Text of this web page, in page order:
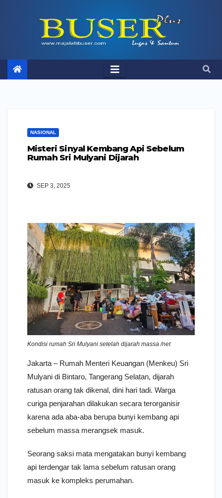
NASIONAL
Misteri Sinyal Kembang Api Sebelum
Rumah Sri Mulyani Dijarah
SEP 3, 2025
Kondisi rumah Sri Mulyani setelah dijarah massa /net
Jakarta – Rumah Menteri Keuangan (Menkeu) Sri
Mulyani di Bintaro, Tangerang Selatan, dijarah
ratusan orang tak dikenal, dini hari tadi. Warga
curiga penjarahan dilakukan secara terorganisir
karena ada aba-aba berupa bunyi kembang api
sebelum massa merangsek masuk.
Seorang saksi mata mengatakan bunyi kembang
api terdengar tak lama sebelum ratusan orang
masuk ke kompleks perumahan.